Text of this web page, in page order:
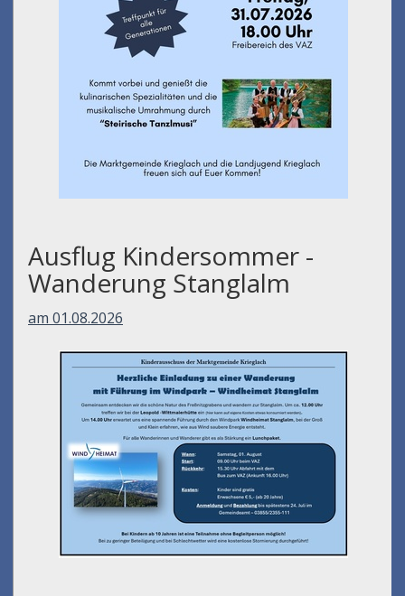
Ausflug Kindersommer -
Wanderung Stanglalm
am 01.08.2026